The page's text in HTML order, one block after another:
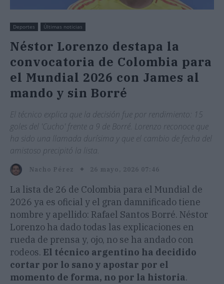
Deportes Últimas noticias
Néstor Lorenzo destapa la
convocatoria de Colombia para
el Mundial 2026 con James al
mando y sin Borré
El técnico explica que la decisión fue por rendimiento: 15
goles del 'Cucho' frente a 9 de Borré. Lorenzo reconoce que
ha sido una llamada durísima y que el cambio de fecha del
amistoso precipitó la lista.
Nacho Pérez 26 mayo, 2026 07:46
La lista de 26 de Colombia para el Mundial de
2026 ya es oficial y el gran damnificado tiene
nombre y apellido: Rafael Santos Borré. Néstor
Lorenzo ha dado todas las explicaciones en
rueda de prensa y, ojo, no se ha andado con
rodeos. El técnico argentino ha decidido
cortar por lo sano y apostar por el
momento de forma, no por la historia.